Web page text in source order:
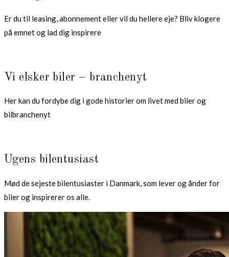
Er du til leasing, abonnement eller vil du hellere eje? Bliv klogere
på emnet og lad dig inspirere
Vi elsker biler – branchenyt
Her kan du fordybe dig i gode historier om livet med biler og
bilbranchenyt
Ugens bilentusiast
Mød de sejeste bilentusiaster i Danmark, som lever og ånder for
biler og inspirerer os alle.